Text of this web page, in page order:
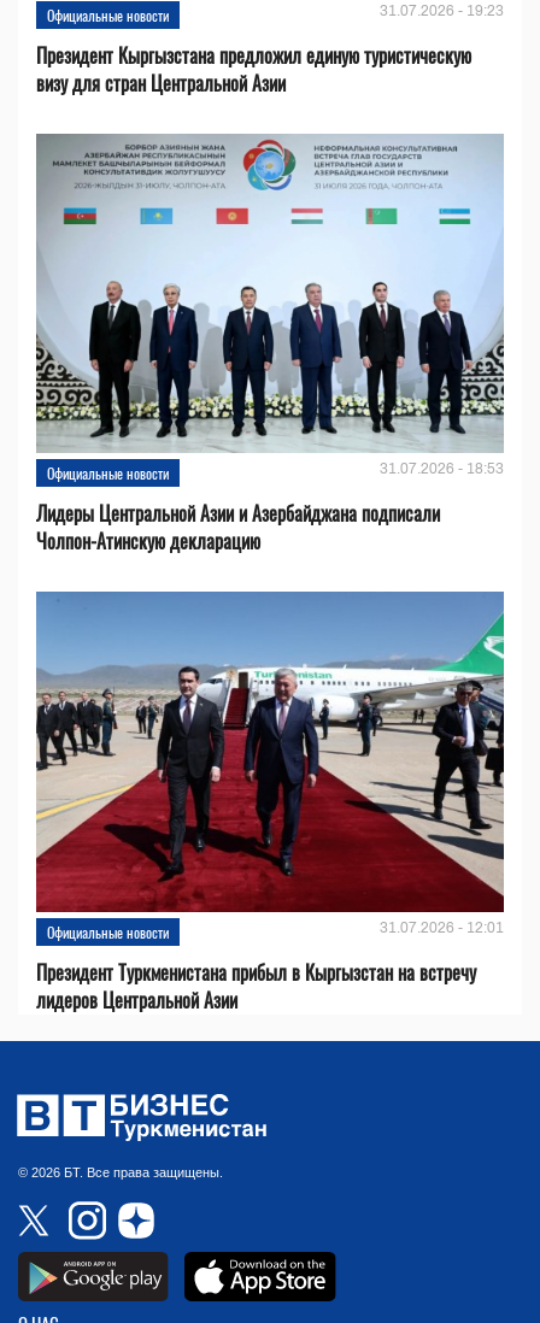
Официальные новости 31.07.2026 - 19:23
Президент Кыргызстана предложил единую туристическую
визу для стран Центральной Азии
Официальные новости 31.07.2026 - 18:53
Лидеры Центральной Азии и Азербайджана подписали
Чолпон-Атинскую декларацию
Официальные новости 31.07.2026 - 12:01
Президент Туркменистана прибыл в Кыргызстан на встречу
лидеров Центральной Азии
© 2026 БТ. Все права защищены.